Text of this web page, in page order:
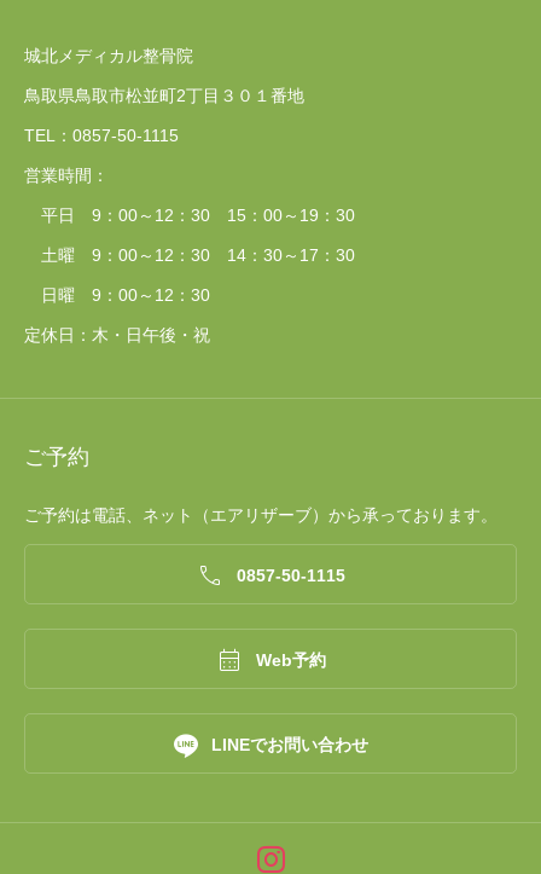
城北メディカル整骨院
鳥取県鳥取市松並町2丁目３０１番地
TEL：0857‐50‐1115
営業時間：
平日 9：00～12：30 15：00～19：30
土曜 9：00～12：30 14：30～17：30
日曜 9：00～12：30
定休日：木・日午後・祝
ご予約
ご予約は電話、ネット（エアリザーブ）から承っております。
 0857‐50‐1115
 Web予約
 LINEでお問い合わせ